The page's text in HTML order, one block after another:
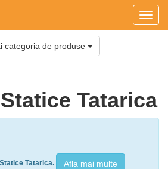
categoria de produse
Tatarica
Statice Tatarica. Afla mai multe